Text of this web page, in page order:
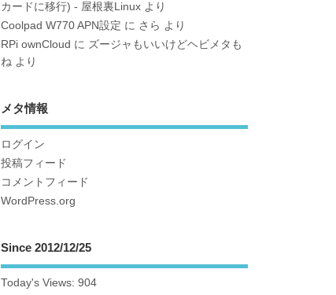
カードに移行) - 屋根裏Linux より
Coolpad W770 APN設定 に さら より
RPi ownCloud に ズージャもいいけどヘビメタも
ね より
メタ情報
ログイン
投稿フィード
コメントフィード
WordPress.org
Since 2012/12/25
Today's Views:904